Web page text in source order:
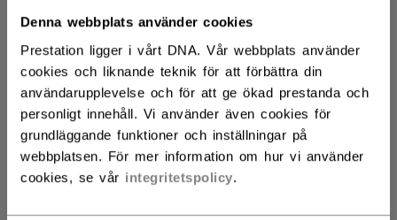
Denna webbplats använder cookies
Prestation ligger i vårt DNA. Vår webbplats använder
cookies och liknande teknik för att förbättra din
användarupplevelse och för att ge ökad prestanda och
personligt innehåll. Vi använder även cookies för
grundläggande funktioner och inställningar på
webbplatsen. För mer information om hur vi använder
cookies, se vår integritetspolicy.
ANTAL
LÄGG I VARUKORG
HITTA I BUTIK